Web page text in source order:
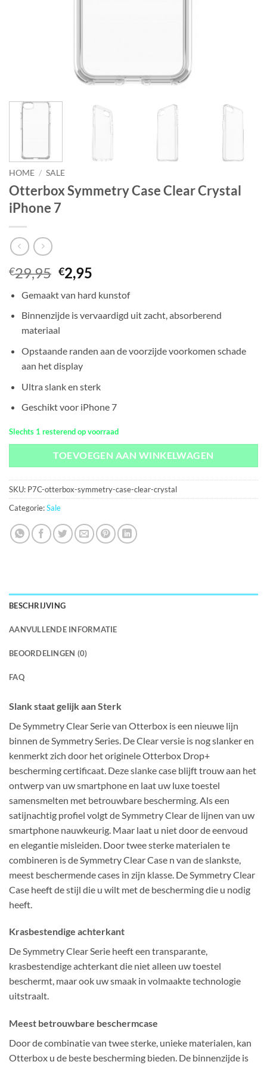
HOME / SALE
Otterbox Symmetry Case Clear Crystal
iPhone 7
€29,95 Oorspronkelijke
prijs
was:
€29,95.
€2,95
is:
€2,95.
Gemaakt van hard kunstof
Binnenzijde is vervaardigd uit zacht, absorberend
materiaal
Opstaande randen aan de voorzijde voorkomen schade
aan het display
Ultra slank en sterk
Geschikt voor iPhone 7
Slechts 1 resterend op voorraad
TOEVOEGEN AAN WINKELWAGEN
SKU: P7C-otterbox-symmetry-case-clear-crystal
Categorie:Sale
BESCHRIJVING
AANVULLENDE INFORMATIE
BEOORDELINGEN (0)
FAQ
Slank staat gelijk aan Sterk
De Symmetry Clear Serie van Otterbox is een nieuwe lijn
binnen de Symmetry Series. De Clear versie is nog slanker en
kenmerkt zich door het originele Otterbox Drop+
bescherming certificaat. Deze slanke case blijft trouw aan het
ontwerp van uw smartphone en laat uw luxe toestel
samensmelten met betrouwbare bescherming. Als een
satijnachtig profiel volgt de Symmetry Clear de lijnen van uw
smartphone nauwkeurig. Maar laat u niet door de eenvoud
en elegantie misleiden. Door twee sterke materialen te
combineren is de Symmetry Clear Case n van de slankste,
meest beschermende cases in zijn klasse. De Symmetry Clear
Case heeft de stijl die u wilt met de bescherming die u nodig
heeft.
Krasbestendige achterkant
De Symmetry Clear Serie heeft een transparante,
krasbestendige achterkant die niet alleen uw toestel
beschermt, maar ook uw smaak in volmaakte technologie
uitstraalt.
Meest betrouwbare beschermcase
Door de combinatie van twee sterke, unieke materialen, kan
Otterbox u de beste bescherming bieden. De binnenzijde is